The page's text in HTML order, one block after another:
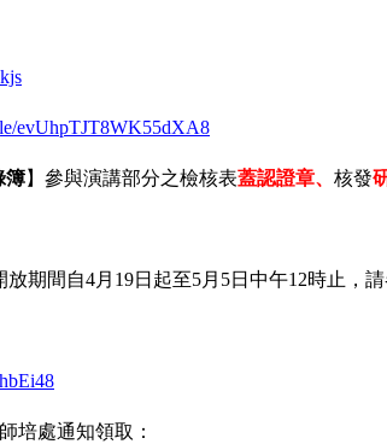
evUhpTJT8WK55dXA8
簿】參與演講部分之檢核表蓋認證章、 核發
期間自4月19日起至5月5日中午12時止，
培處通知領取：